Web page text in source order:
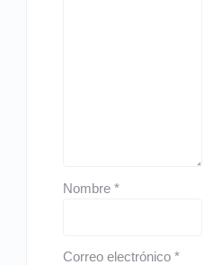
Nombre*
Correo electrónico*